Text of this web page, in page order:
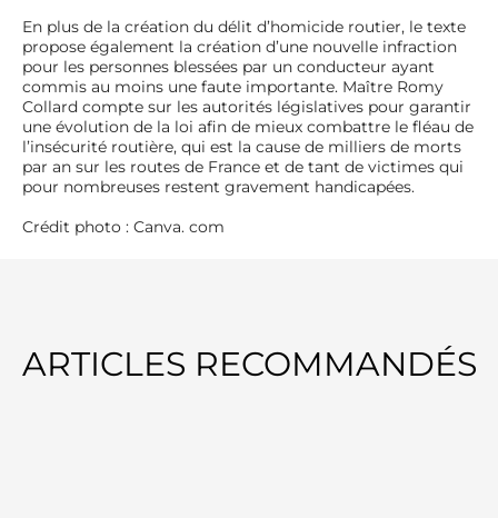
En plus de la création du délit d’homicide routier, le texte
propose également la création d’une nouvelle infraction
pour les personnes blessées par un conducteur ayant
commis au moins une faute importante. Maître Romy
Collard compte sur les autorités législatives pour garantir
une évolution de la loi afin de mieux combattre le fléau de
l’insécurité routière, qui est la cause de milliers de morts
par an sur les routes de France et de tant de victimes qui
pour nombreuses restent gravement handicapées.
Crédit photo : Canva. com
ARTICLES RECOMMANDÉS